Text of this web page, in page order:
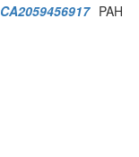
CA2059456917 PAH